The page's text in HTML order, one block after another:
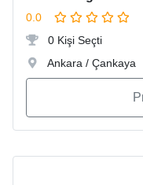
0.0
0 Kişi Seçti
Ankara / Çankaya